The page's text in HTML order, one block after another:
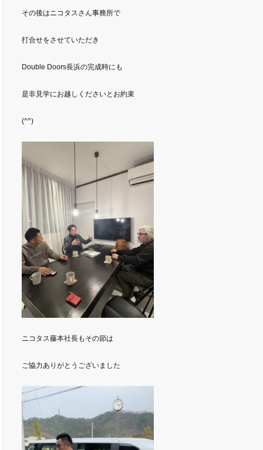
その後はニコタスさん事務所で
打合せをさせていただき
Double Doors長浜の完成時にも
是非見学にお越しくださいとお約束
(^^)
ニコタス藤本社長もその節は
ご協力ありがとうございました